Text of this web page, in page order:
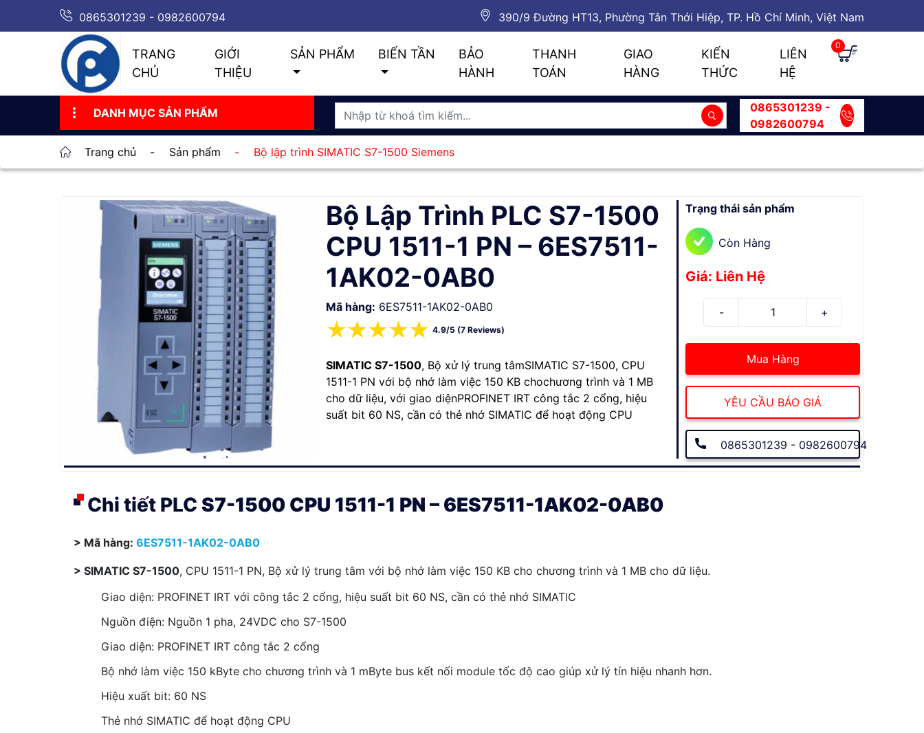
0865301239 - 0982600794 390/9 Đường HT13, Phường Tân Thới Hiệp, TP. Hồ Chí Minh, Việt Nam
TRANG
CHỦ
GIỚI
THIỆU
SẢN PHẨM BIẾN TẦN
BẢO
HÀNH
THANH
TOÁN
GIAO
HÀNG
KIẾN
THỨC
LIÊN
HỆ
0
DANH MỤC SẢN PHẨM
0865301239 -
0982600794
Trang chủ - Sản phẩm - Bộ lập trình SIMATIC S7-1500 Siemens
Bộ Lập Trình PLC S7-1500
CPU 1511-1 PN – 6ES7511-
1AK02-0AB0
Mã hàng: 6ES7511-1AK02-0AB0
☆
☆
☆
☆
☆ 4.9/5 (7 Reviews)
SIMATIC S7-1500, Bộ xử lý trung tâmSIMATIC S7-1500, CPU
1511-1 PN với bộ nhớ làm việc 150 KB chochương trình và 1 MB
cho dữ liệu, với giao diệnPROFINET IRT công tắc 2 cổng, hiệu
suất bit 60 NS, cần có thẻ nhớ SIMATIC để hoạt động CPU
Trạng thái sản phẩm
Còn Hàng
Giá: Liên Hệ
Mua Hàng
YÊU CẦU BÁO GIÁ
0865301239 - 0982600794
Chi tiết PLC S7-1500 CPU 1511-1 PN – 6ES7511-1AK02-0AB0
> Mã hàng: 6ES7511-1AK02-0AB0
> SIMATIC S7-1500, CPU 1511-1 PN, Bộ xử lý trung tâm với bộ nhớ làm việc 150 KB cho chương trình và 1 MB cho dữ liệu.
Giao diện: PROFINET IRT với công tắc 2 cổng, hiệu suất bit 60 NS, cần có thẻ nhớ SIMATIC
Nguồn điện: Nguồn 1 pha, 24VDC cho S7-1500
Giao diện: PROFINET IRT công tắc 2 cổng
Bộ nhớ làm việc 150 kByte cho chương trình và 1 mByte bus kết nối module tốc độ cao giúp xử lý tín hiệu nhanh hơn.
Hiệu xuất bit: 60 NS
Thẻ nhớ SIMATIC để hoạt động CPU